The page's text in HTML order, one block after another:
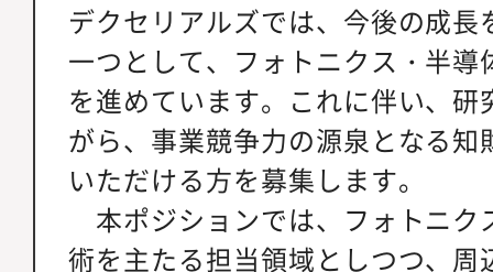
デクセリアルズでは、今後の成
一つとして、フォトニクス・半
を進めています。これに伴い、
がら、事業競争力の源泉となる
いただける方を募集します。
本ポジションでは、フォトニク
術を主たる担当領域としつつ、